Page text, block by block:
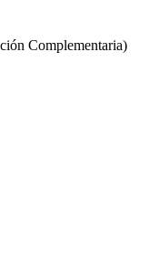
Complementaria)